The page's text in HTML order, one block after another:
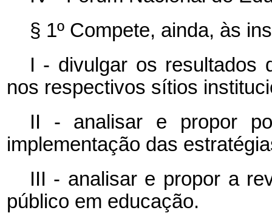
§ 1º Compete, ainda, às
I - divulgar os resultados
nos respectivos sítios
II - analisar e propor
implementação das
III - analisar e propor a
público em educação.